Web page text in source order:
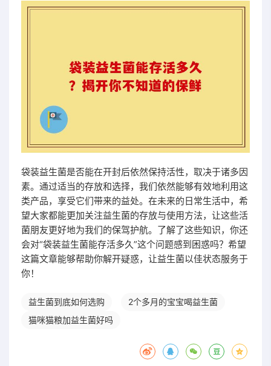
袋装益生菌是否能在开封后依然保持活性，取决于诸多因
素。通过适当的存放和选择，我们依然能够有效地利用这
类产品，享受它们带来的益处。在未来的日常生活中，希
望大家都能更加关注益生菌的存放与使用方法，让这些活
菌朋友更好地为我们的保驾护航。了解了这些知识，你还
会对“袋装益生菌能存活多久”这个问题感到困惑吗？希望
这篇文章能够帮助你解开疑惑，让益生菌以佳状态服务于
你！
益生菌到底如何选购
2个多月的宝宝喝益生菌
猫咪猫粮加益生菌好吗